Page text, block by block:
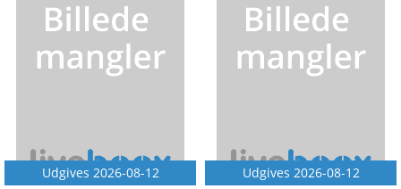
Udgives 2026-08-12
Udgives 2026-08-12